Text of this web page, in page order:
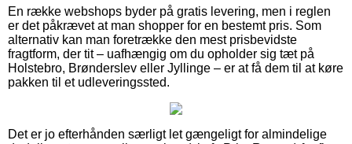
En række webshops byder på gratis levering, men i reglen
er det påkrævet at man shopper for en bestemt pris. Som
alternativ kan man foretrække den mest prisbevidste
fragtform, der tit – uafhængig om du opholder sig tæt på
Holstebro, Brønderslev eller Jyllinge – er at få dem til at køre
pakken til et udleveringssted.
Det er jo efterhånden særligt let gængeligt for almindelige